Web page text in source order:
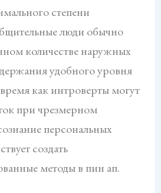
степени
люди обычно
количестве наружных
удобного уровня
как интроверты могут
при чрезмерном
персональных
создать
методы в пин ап.